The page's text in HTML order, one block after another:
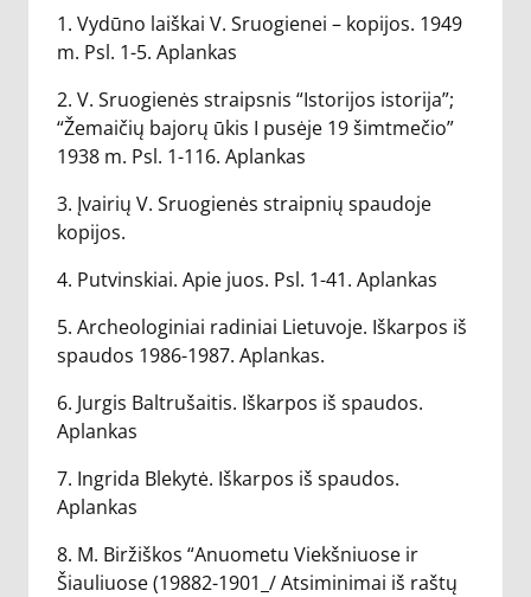
1. Vydūno laiškai V. Sruogienei – kopijos. 1949
m. Psl. 1-5. Aplankas
2. V. Sruogienės straipsnis “Istorijos istorija”;
“Žemaičių bajorų ūkis I pusėje 19 šimtmečio”
1938 m. Psl. 1-116. Aplankas
3. Įvairių V. Sruogienės straipnių spaudoje
kopijos.
4. Putvinskiai. Apie juos. Psl. 1-41. Aplankas
5. Archeologiniai radiniai Lietuvoje. Iškarpos iš
spaudos 1986-1987. Aplankas.
6. Jurgis Baltrušaitis. Iškarpos iš spaudos.
Aplankas
7. Ingrida Blekytė. Iškarpos iš spaudos.
Aplankas
8. M. Biržiškos “Anuometu Viekšniuose ir
Šiauliuose (19882-1901_/ Atsiminimai iš raštų